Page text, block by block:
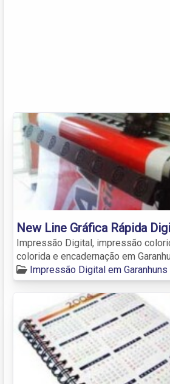
New Line Gráfica Rápida
Impressão Digital, impressão
colorida e encadernação em
Impressão Digital em Garanhuns